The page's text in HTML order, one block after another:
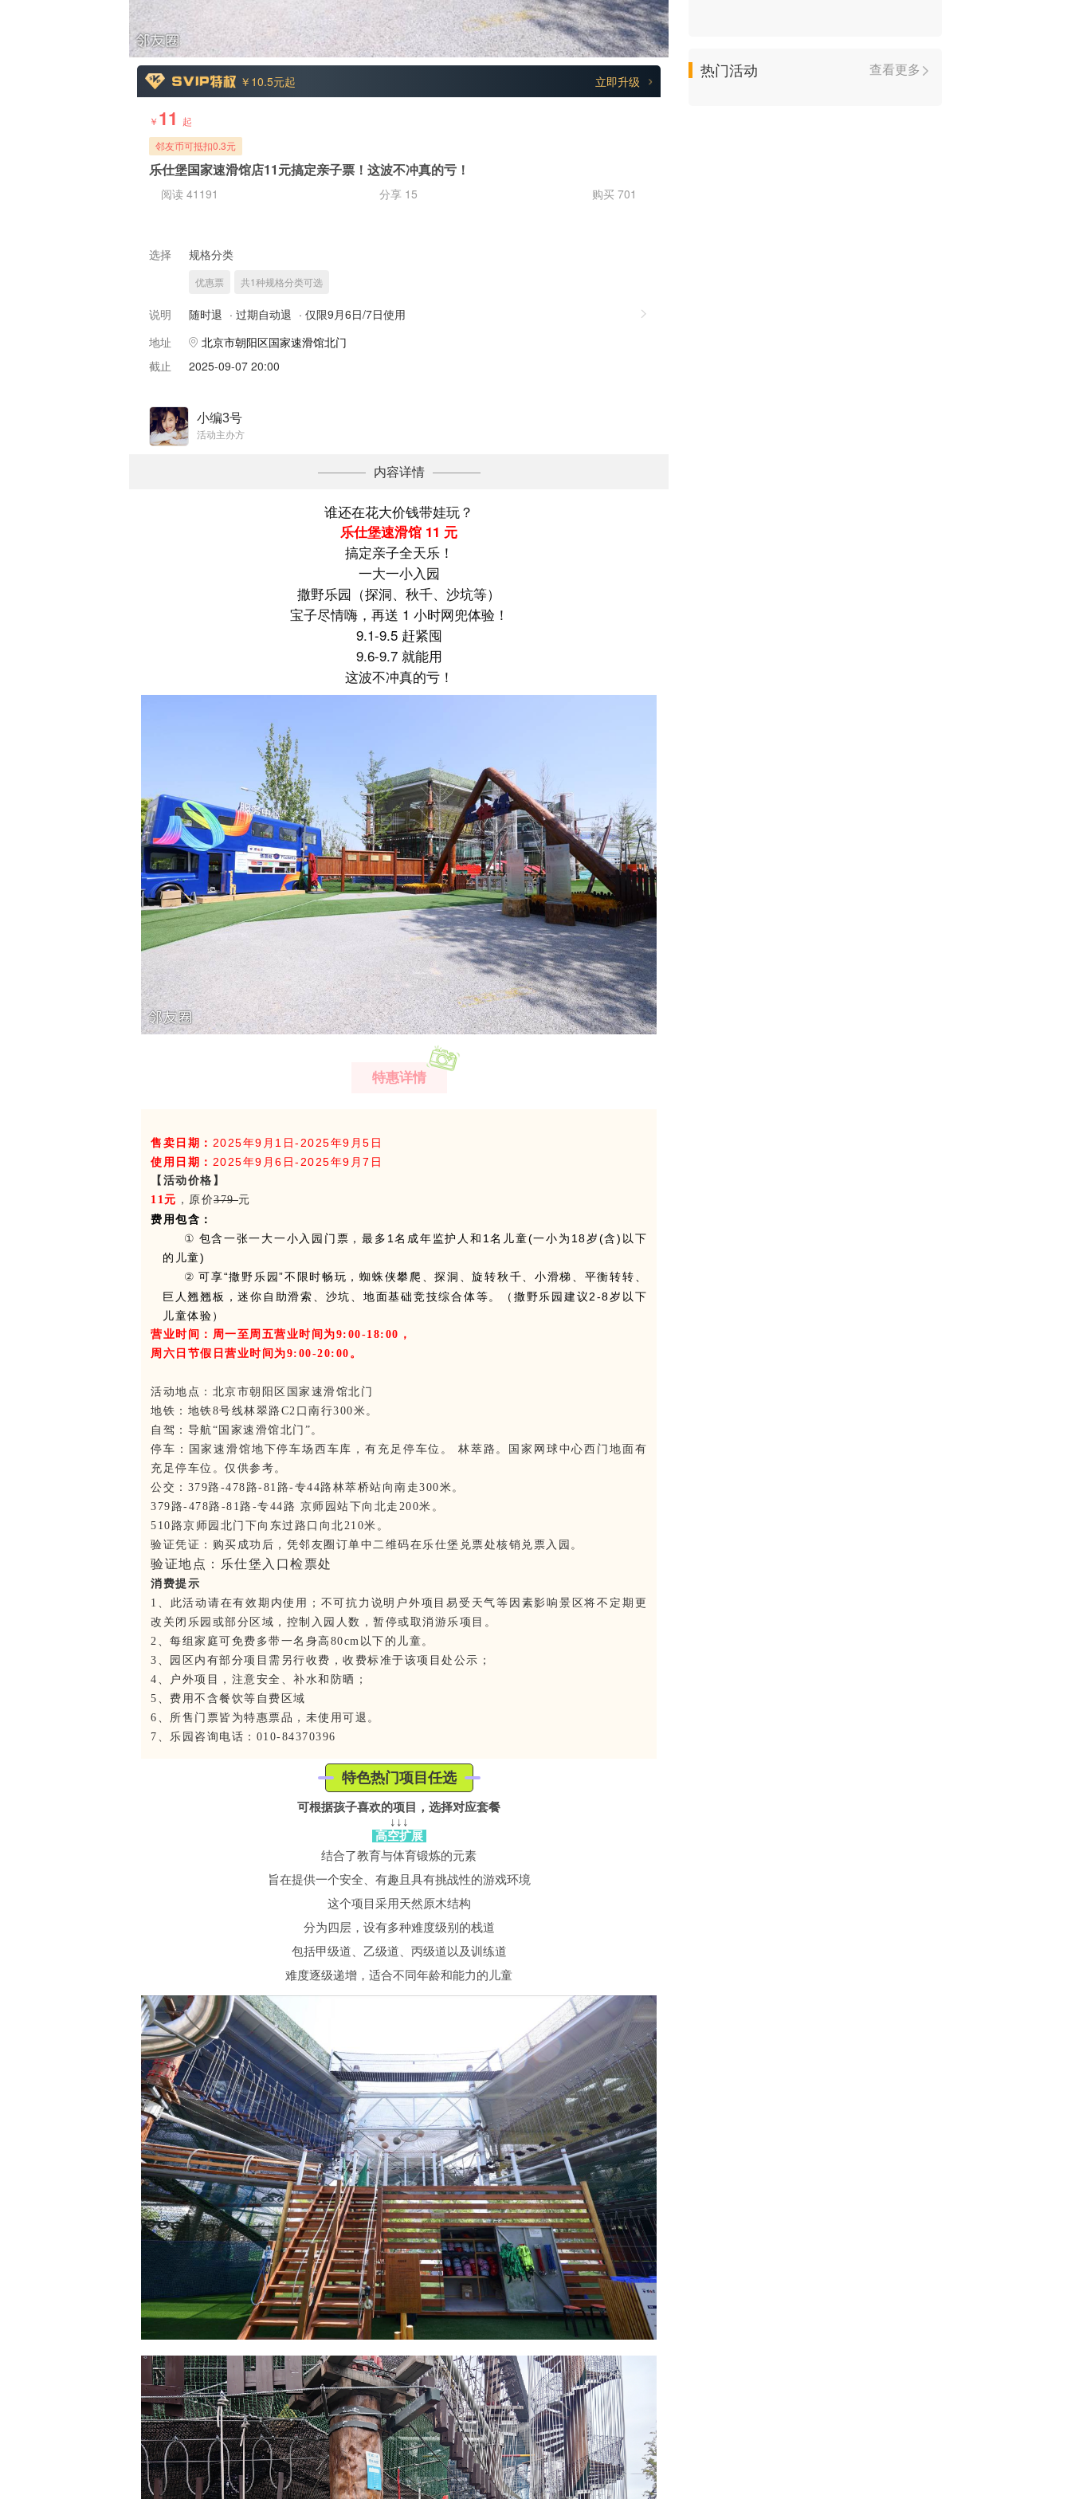
￥10.5元起 立即升级
￥ 11 起
邻友币可抵扣0.3元
乐仕堡国家速滑馆店11元搞定亲子票！这波不冲真的亏！
阅读 41191 分享 15 购买 701
选择 规格分类
优惠票 共1种规格分类可选
说明 随时退 · 过期自动退 · 仅限9月6日/7日使用
地址
北京市朝阳区国家速滑馆北门
截止
2025-09-07 20:00
小编3号
活动主办方
内容详情
谁还在花大价钱带娃玩？
乐仕堡速滑馆 11 元
搞定亲子全天乐！
一大一小入园
撒野乐园（探洞、秋千、沙坑等）
宝子尽情嗨，再送 1 小时网兜体验！
9.1-9.5 赶紧囤
9.6-9.7 就能用
这波不冲真的亏！
特惠详情
售卖日期： 2025年9月1日-2025年9月5日
使用日期： 2025年9月6日-2025年9月7日
【活动价格】
11元 ，原价379元
费用包含：
① 包含一张一大一小入园门票，最多1名成年监护人和1名儿童(一小为18岁(含)以下
的儿童)
② 可享“撒野乐园”不限时畅玩，蜘蛛侠攀爬、探洞、旋转秋千、小滑梯、平衡转转、
巨人翘翘板，迷你自助滑索、沙坑、地面基础竞技综合体等。（撒野乐园建议2-8岁以下
儿童体验）
营业时间： 周一至周五营业时间为9:00-18:00，
周六日节假日营业时间为9:00-20:00。
活动地点：北京市朝阳区国家速滑馆北门
地铁：地铁8号线林翠路C2口南行300米。
自驾：导航“国家速滑馆北门”。
停车：国家速滑馆地下停车场西车库，有充足停车位。 林萃路。国家网球中心西门地面有
充足停车位。仅供参考。
公交：379路-478路-81路-专44路林萃桥站向南走300米。
379路-478路-81路-专44路 京师园站下向北走200米。
510路京师园北门下向东过路口向北210米。
验证凭证：购买成功后，凭邻友圈订单中二维码在乐仕堡兑票处核销兑票入园。
验证地点：乐仕堡入口检票处
消费提示
1、此活动请在有效期内使用；不可抗力说明户外项目易受天气等因素影响景区将不定期更
改关闭乐园或部分区域，控制入园人数，暂停或取消游乐项目。
2、每组家庭可免费多带一名身高80cm以下的儿童。
3、园区内有部分项目需另行收费，收费标准于该项目处公示；
4、户外项目，注意安全、补水和防晒；
5、费用不含餐饮等自费区域
6、所售门票皆为特惠票品，未使用可退。
7、乐园咨询电话：010-84370396
特色热门项目任选
可根据孩子喜欢的项目，选择对应套餐
↓↓↓
高空扩展
结合了教育与体育锻炼的元素
旨在提供一个安全、有趣且具有挑战性的游戏环境
这个项目采用天然原木结构
分为四层，设有多种难度级别的栈道
包括甲级道、乙级道、丙级道以及训练道
难度逐级递增，适合不同年龄和能力的儿童
热门活动 查看更多